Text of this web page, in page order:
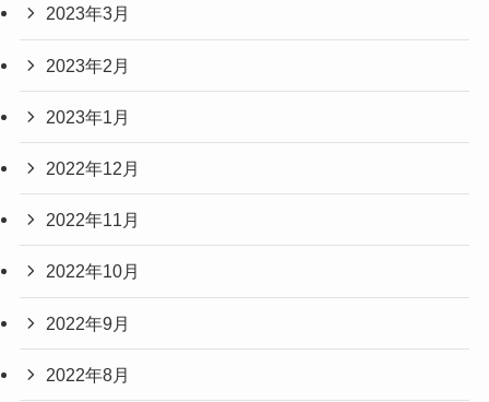
2023年3月
2023年2月
2023年1月
2022年12月
2022年11月
2022年10月
2022年9月
2022年8月